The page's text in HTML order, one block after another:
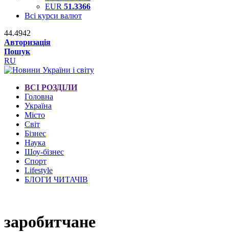
EUR 51.3366
Всі курси валют
44.4942
Авторизація
Пошук
RU
ВСІ РОЗДІЛИ
Головна
Україна
Місто
Світ
Бізнес
Наука
Шоу-бізнес
Спорт
Lifestyle
БЛОГИ ЧИТАЧІВ
заробитчане